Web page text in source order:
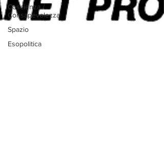
Coscienza /
Consapevolezza
Spazio
Esopolitica